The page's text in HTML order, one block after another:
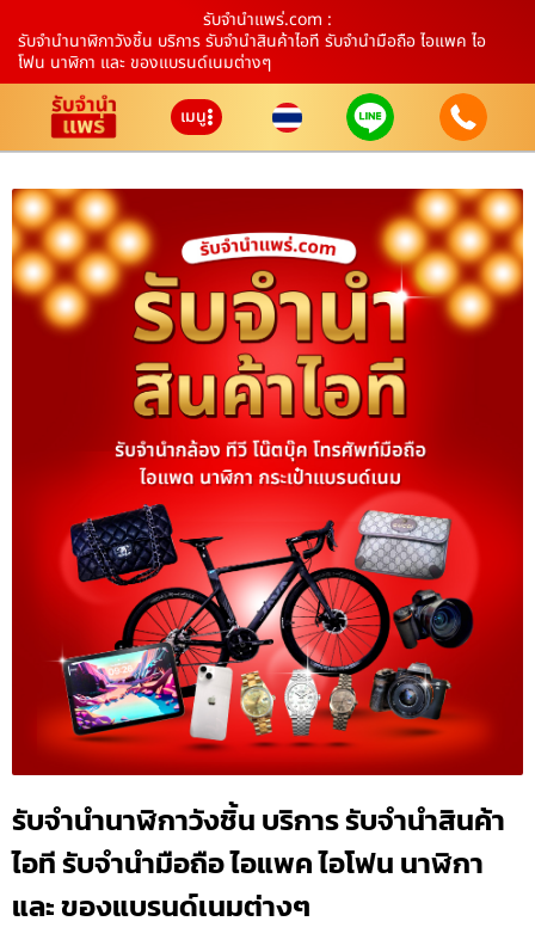
รับจํานําแพร่.com :
รับจำนำนาฬิกาวังชิ้น บริการ รับจำนำสินค้าไอที รับจำนำมือถือ ไอแพค ไอ
โฟน นาฬิกา และ ของแบรนด์เนมต่างๆ
เมนู
รับจำนำนาฬิกาวังชิ้น บริการ รับจำนำสินค้า
ไอที รับจำนำมือถือ ไอแพค ไอโฟน นาฬิกา
และ ของแบรนด์เนมต่างๆ